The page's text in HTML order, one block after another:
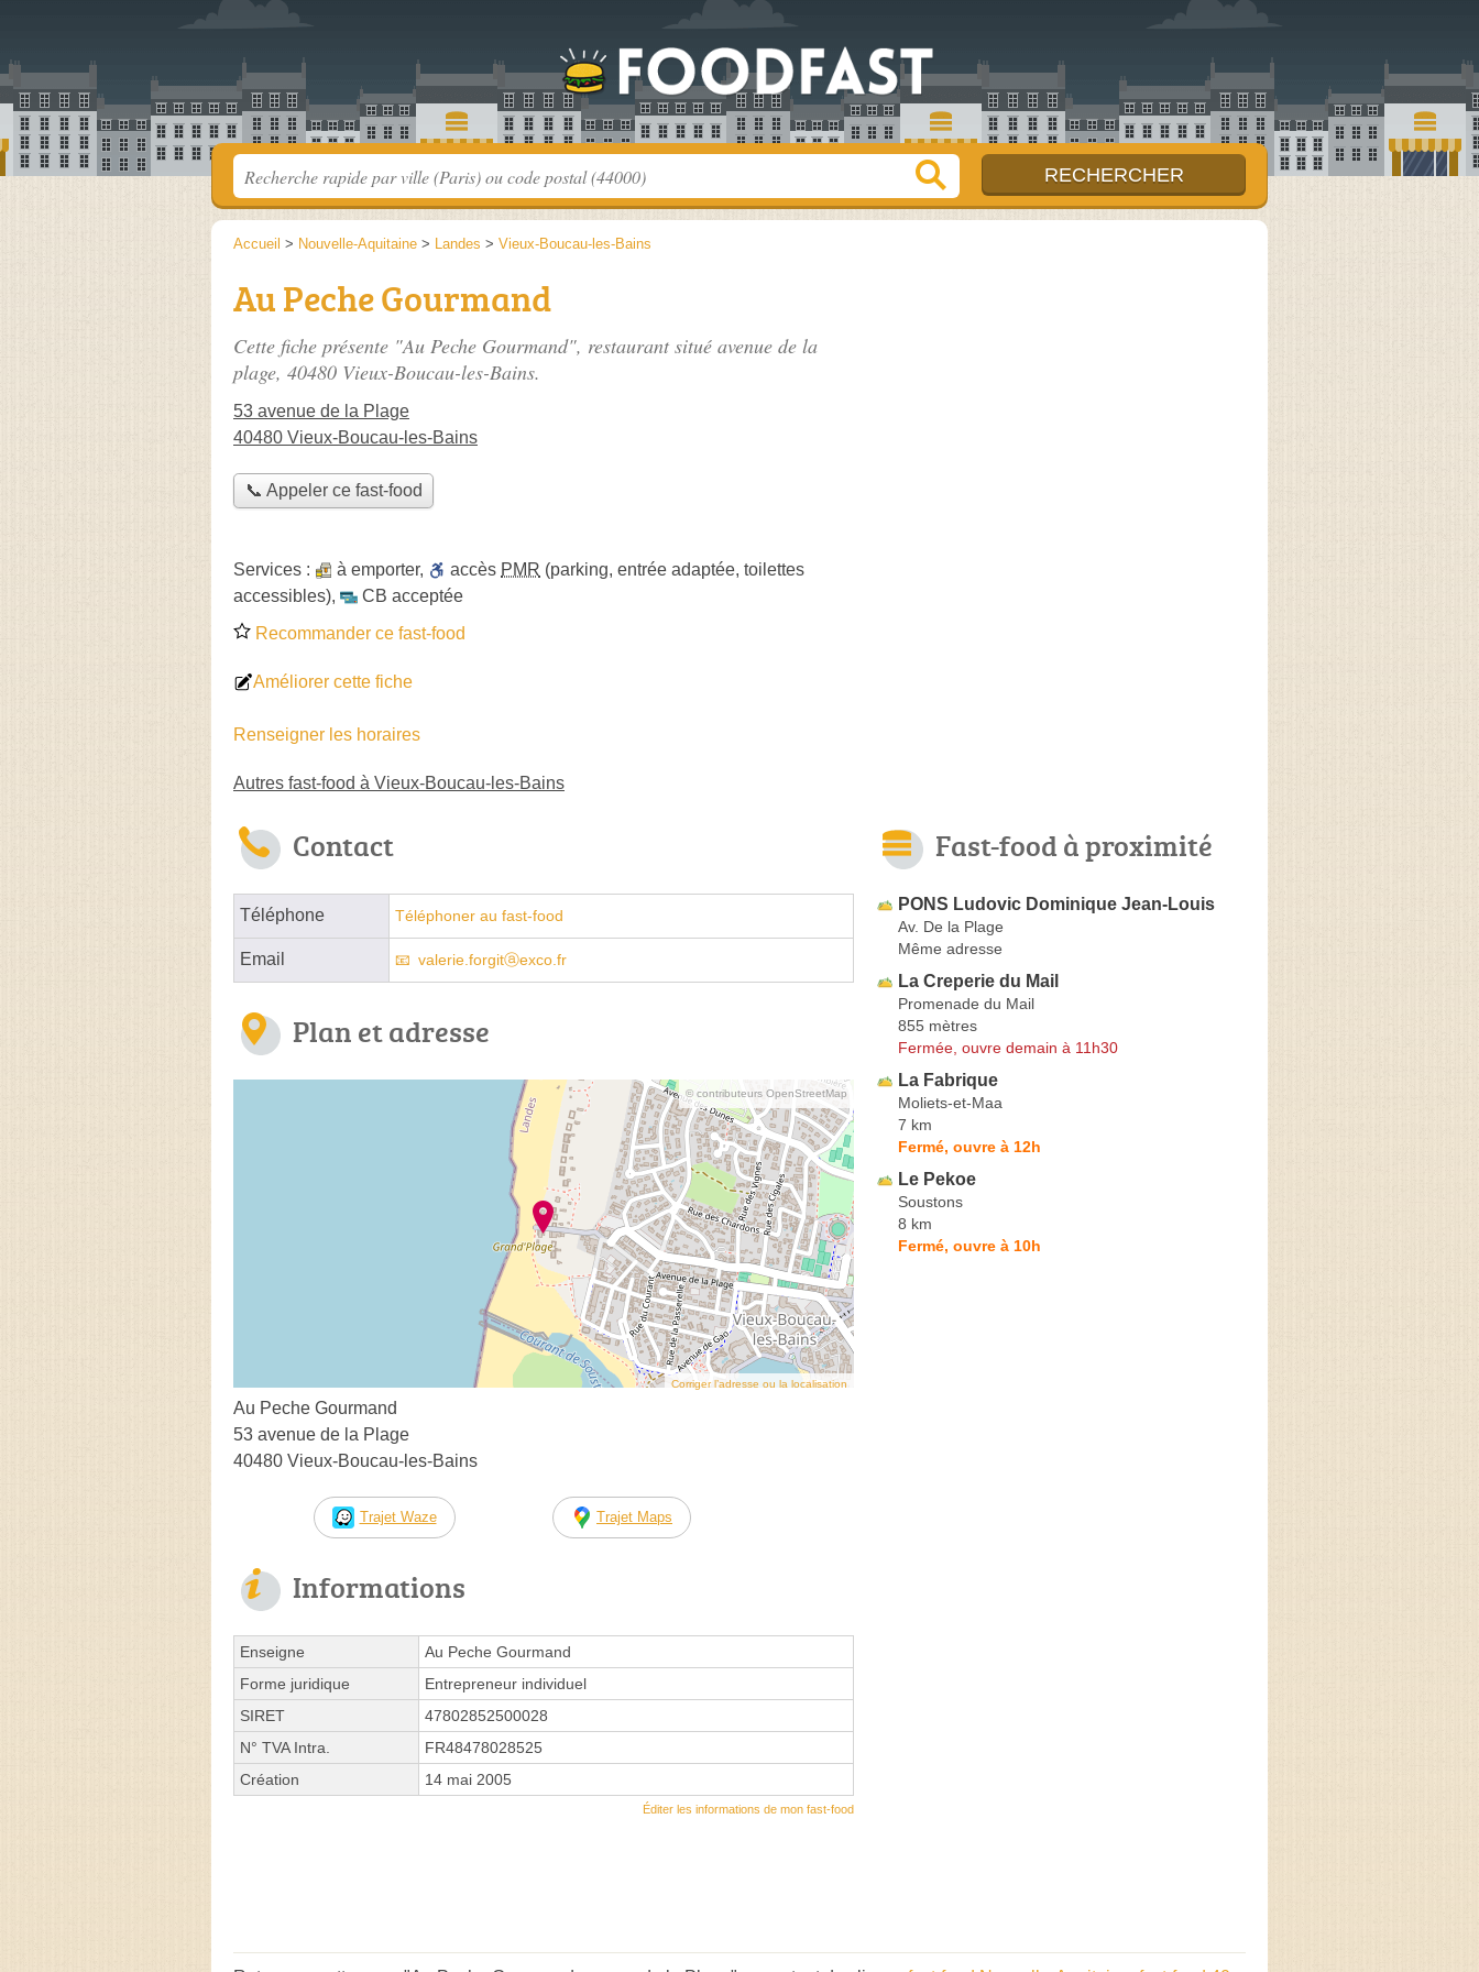
Accueil > Nouvelle-Aquitaine > Landes > Vieux-Boucau-les-Bains
Au Peche Gourmand
Cette fiche présente "Au Peche Gourmand", restaurant situé avenue de la
plage, 40480 Vieux-Boucau-les-Bains.
53 avenue de la Plage
40480 Vieux-Boucau-les-Bains
📞 Appeler ce fast-food
Services : à emporter, accès PMR (parking, entrée adaptée, toilettes
accessibles),
CB acceptée
Recommander ce fast-food
Améliorer cette fiche
Renseigner les horaires
Autres fast-food à Vieux-Boucau-les-Bains
Contact
Téléphone Téléphoner au fast-food
Email valerie.forgitⓐexco.fr
Plan et adresse
© contributeurs OpenStreetMap
Corriger l’adresse ou la localisation
Au Peche Gourmand
53 avenue de la Plage
40480 Vieux-Boucau-les-Bains
Trajet Waze Trajet Maps
Informations
Enseigne
Au Peche Gourmand
Forme juridique
Entrepreneur individuel
SIRET
47802852500028
N° TVA Intra.
FR48478028525
Création
14 mai 2005
Éditer les informations de mon fast-food
Fast-food à proximité
PONS Ludovic Dominique Jean-Louis
Av. De la Plage
Même adresse
La Creperie du Mail
Promenade du Mail
855 mètres
Fermée, ouvre demain à 11h30
La Fabrique
Moliets-et-Maa
7 km
Fermé, ouvre à 12h
Le Pekoe
Soustons
8 km
Fermé, ouvre à 10h